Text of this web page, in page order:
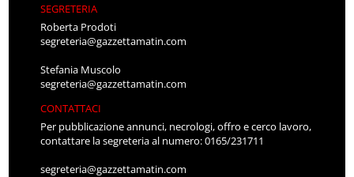
SEGRETERIA
Roberta Prodoti
segreteria@gazzettamatin.com
Stefania Muscolo
segreteria@gazzettamatin.com
CONTATTACI
Per pubblicazione annunci, necrologi, offro e cerco lavoro,
contattare la segreteria al numero: 0165/231711
segreteria@gazzettamatin.com